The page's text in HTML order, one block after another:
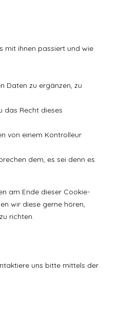
mit ihnen passiert und wie
Daten zu ergänzen, zu
das Recht dieses
von einem Kontrolleur
dem, es sei denn es
am Ende dieser Cookie-
wir diese gerne hören,
richten.
uns bitte mittels der